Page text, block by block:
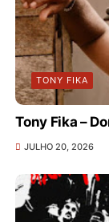
TONY FIKA
Tony Fika –
JULHO 20, 2026